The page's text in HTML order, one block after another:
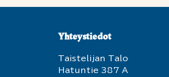
Yhteystiedot
Taistelijan Talo
Hatuntie 387 A